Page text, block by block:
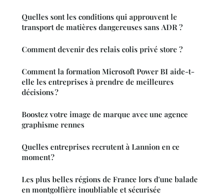
Quelles sont les conditions qui approuvent le
transport de matières dangereuses sans ADR ?
Comment devenir des relais colis privé store ?
Comment la formation Microsoft Power BI aide-t-
elle les entreprises à prendre de meilleures
décisions ?
Boostez votre image de marque avec une agence
graphisme rennes
Quelles entreprises recrutent à Lannion en ce
moment ?
Les plus belles régions de France lors d'une balade
en montgolfière inoubliable et sécurisée